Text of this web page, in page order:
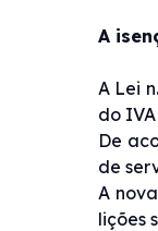
A
A Lei
do
De
de
A
lições